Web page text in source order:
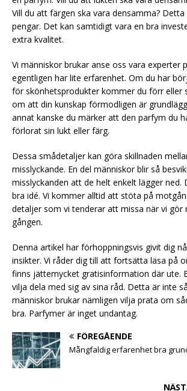
Vill du att färgen ska vara densamma?
pengar. Det kan samtidigt vara en bra
extra kvalitet.
Vi människor brukar anse oss vara experter
egentligen har lite erfarenhet. Om du har
för skönhetsprodukter kommer du förr eller
om att din kunskap förmodligen är
annat kanske du märker att den parfym du
förlorat sin lukt eller färg.
Dessa smådetaljer kan göra skillnaden
misslyckande. En del människor blir så
misslyckanden att de helt enkelt lägger ned.
bra idé. Vi kommer alltid att stöta på
detaljer som vi tenderar att missa när vi
gången.
Denna artikel har förhoppningsvis givit dig
insikter. Vi råder dig till att fortsätta läsa på
finns jättemycket gratisinformation där ute.
vilja dela med sig av sina råd. Detta är inte
människor brukar nämligen vilja prata om
bra. Parfymer är inget undantag.
FÖREGÅENDE
Mångfaldig erfarenhet bra